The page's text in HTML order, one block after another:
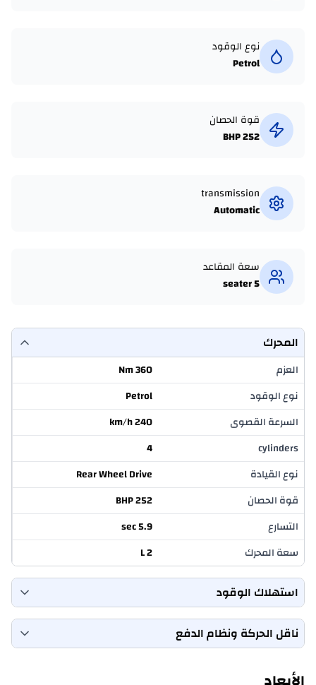
نوع الوقود
Petrol
قوة الحصان
252 BHP
transmission
Automatic
سعة المقاعد
5 seater
المحرك
العزم
360 Nm
نوع الوقود
Petrol
السرعة القصوى
240 km/h
cylinders
4
نوع القيادة
Rear Wheel Drive
قوة الحصان
252 BHP
التسارع
5.9 sec
سعة المحرك
2 L
استهلاك الوقود
معدل استهلاك الوقود (المدينة)
10 Km/L
سعة خزان الوقود
60 L
معدل استهلاك الوقود (الطرق
ناقل الحركة ونظام الدفع